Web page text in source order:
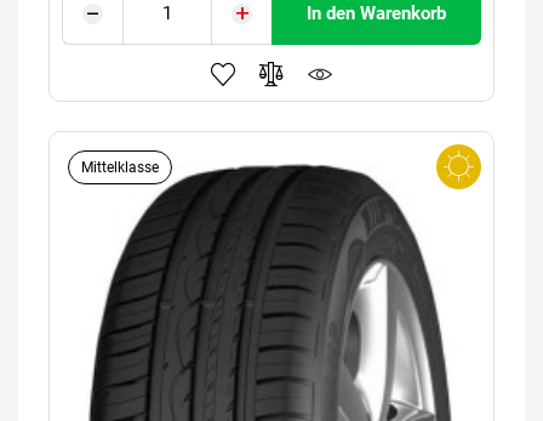
In den Warenkorb
Mittelklasse